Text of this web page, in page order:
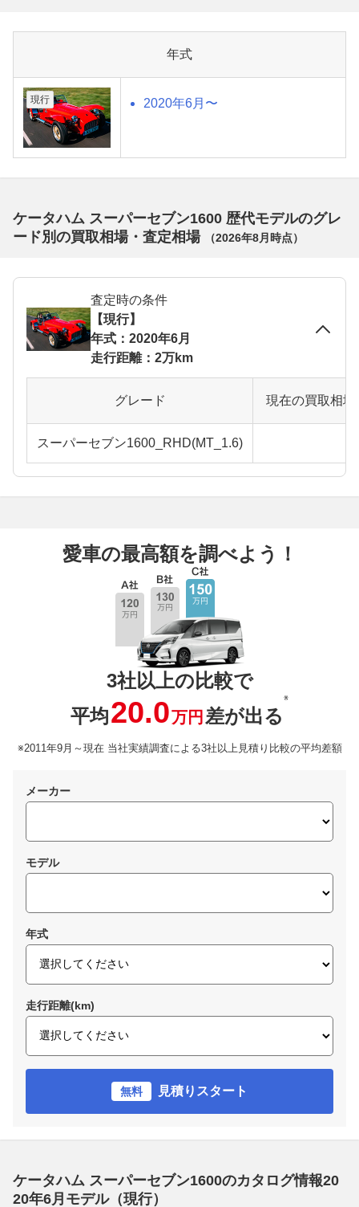
年式
現行 2020年6月〜
ケータハム スーパーセブン1600 歴代モデルのグレ
ード別の買取相場・査定相場
（2026年8月 時点）
査定時の条件
【現行】
年式：2020年6月
走行距離：2万km
グレード 現在の買取相
スーパーセブン1600_RHD(MT_1.6)
愛車の最高額を調べよう！
3社以上の比較で
平均20.0万円 差が出る
※
※2011年9月～現在 当社実績調査による3社以上見積り比較の平均差額
メーカー
モデル
年式
走行距離(km)
無料 見積りスタート
ケータハム スーパーセブン1600のカタログ情報20
20年6月モデル（現行）